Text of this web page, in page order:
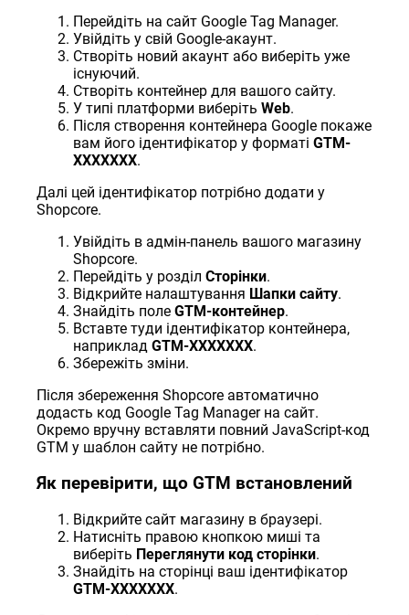
Перейдіть на сайт Google Tag Manager.
Увійдіть у свій Google-акаунт.
Створіть новий акаунт або виберіть уже
існуючий.
Створіть контейнер для вашого сайту.
У типі платформи виберітьWeb.
Після створення контейнера Google покаже
вам його ідентифікатор у форматіGTM-
XXXXXXX.
Далі цей ідентифікатор потрібно додати у
Shopcore.
Увійдіть в адмін-панель вашого магазину
Shopcore.
Перейдіть у розділСторінки.
Відкрийте налаштування Шапки сайту.
Знайдіть полеGTM-контейнер.
Вставте туди ідентифікатор контейнера,
наприкладGTM-XXXXXXX.
Збережіть зміни.
Після збереження Shopcore автоматично
додасть код Google Tag Manager на сайт.
Окремо вручну вставляти повний JavaScript-код
GTM у шаблон сайту не потрібно.
Як перевірити, що GTM встановлений
Відкрийте сайт магазину в браузері.
Натисніть правою кнопкою миші та
виберіть Переглянути код сторінки.
Знайдіть на сторінці ваш ідентифікатор
GTM-XXXXXXX.